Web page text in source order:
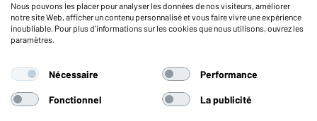
Reporting system according to whistleblower protection act
Fonctions et entretien
Conseils d'entretien
Tailles
Couleurs
Nous pouvons les placer pour analyser les données de nos visiteurs, améliorer
notre site Web, afficher un contenu personnalisé et vous faire vivre une expérience
inoubliable. Pour plus d'informations sur les cookies que nous utilisons, ouvrez les
paramètres.
Nécessaire Performance
Fonctionnel La publicité